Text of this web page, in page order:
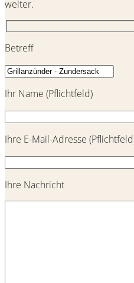
weiter.
Betreff
Ihr Name (Pflichtfeld)
Ihre E-Mail-Adresse
Ihre Nachricht